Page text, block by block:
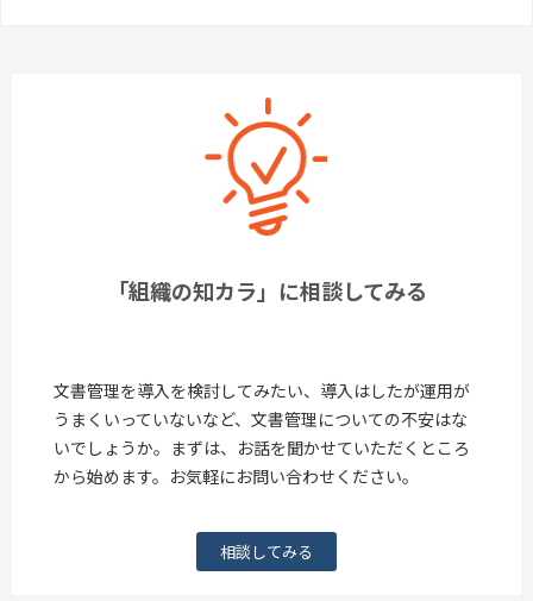
「組織の知カラ」に相談してみる
文書管理を導入を検討してみたい、導入はしたが運用が
うまくいっていないなど、文書管理についての不安はな
いでしょうか。まずは、お話を聞かせていただくところ
から始めます。お気軽にお問い合わせください。
相談してみる